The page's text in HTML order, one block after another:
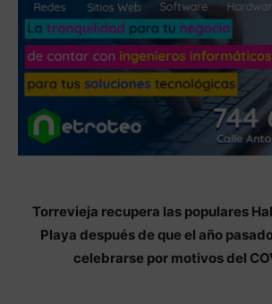
Torrevieja recupera las populares
Playa después de que el año
celebrarse por motivos del